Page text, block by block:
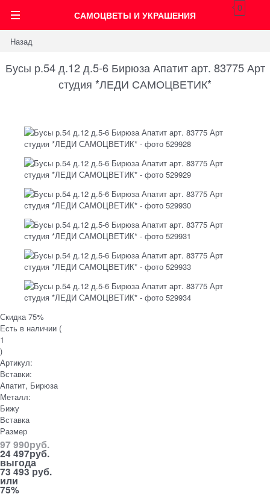
САМОЦВЕТЫ И УКРАШЕНИЯ
0
Назад
Бусы р.54 д.12 д.5-6 Бирюза Апатит арт. 83775 Арт
студия *ЛЕДИ САМОЦВЕТИК*
Скидка 75%
Есть в наличии (
1
)
Артикул:
Вставки:
Апатит, Бирюза
Металл:
Бижу
Вставка
Размер
97 990руб.
24 497руб.
выгода
73 493 руб.
или
75%